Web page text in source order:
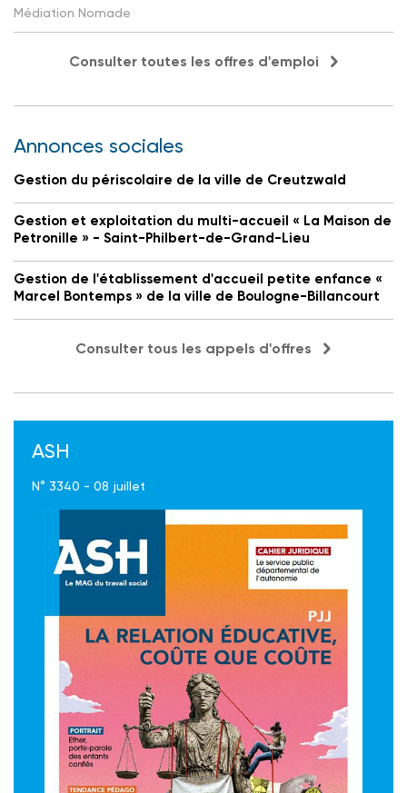
Médiation Nomade
Consulter toutes les offres d'emploi
Annonces sociales
Gestion du périscolaire de la ville de Creutzwald
Gestion et exploitation du multi-accueil « La Maison de
Petronille » - Saint-Philbert-de-Grand-Lieu
Gestion de l'établissement d'accueil petite enfance «
Marcel Bontemps » de la ville de Boulogne-Billancourt
Consulter tous les appels d'offres
ASH
N° 3340 - 08 juillet